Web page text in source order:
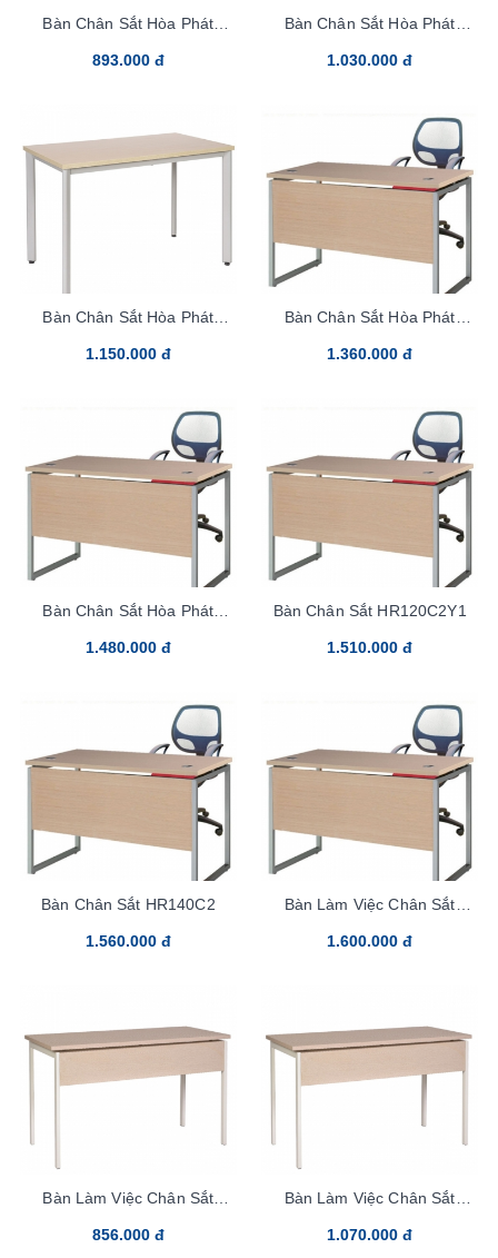
Bàn Chân Sắt Hòa Phát
893.000 đ
Bàn Chân Sắt Hòa Phát
1.030.000 đ
Bàn Chân Sắt Hòa Phát
1.150.000 đ
Bàn Chân Sắt Hòa Phát
1.360.000 đ
Bàn Chân Sắt Hòa Phát
1.480.000 đ
Bàn Chân Sắt HR120C2Y1
1.510.000 đ
Bàn Chân Sắt HR140C2
1.560.000 đ
Bàn Làm Việc Chân Sắt
1.600.000 đ
Bàn Làm Việc Chân Sắt
856.000 đ
Bàn Làm Việc Chân Sắt
1.070.000 đ